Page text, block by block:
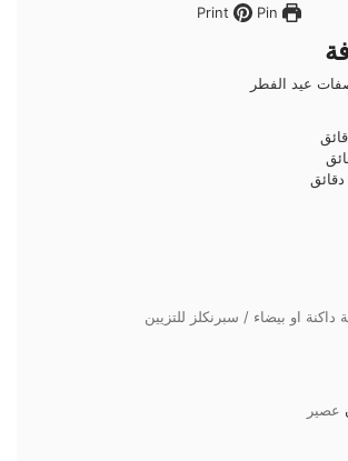
Pin
عيد الفطر
دقائق
دقائق
داكنة او بيضاء / سبرنكلز للتزيين
عصير